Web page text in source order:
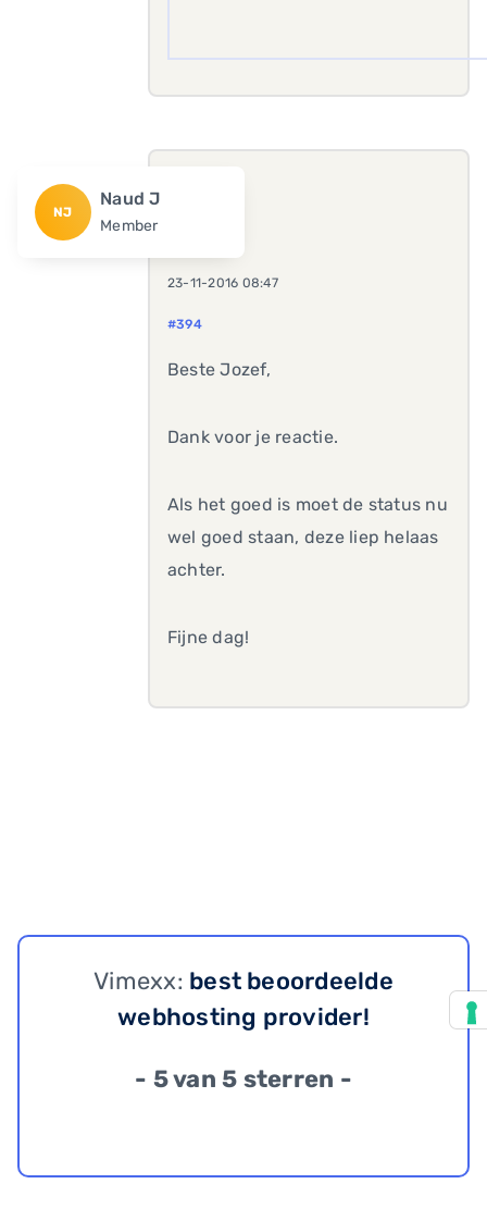
NJ
Naud J
Member
23-11-2016 08:47
#394
Beste Jozef,
Dank voor je reactie.
Als het goed is moet de status nu
wel goed staan, deze liep helaas
achter.
Fijne dag!
Vimexx: best beoordeelde
webhosting provider!
- 5 van 5 sterren -